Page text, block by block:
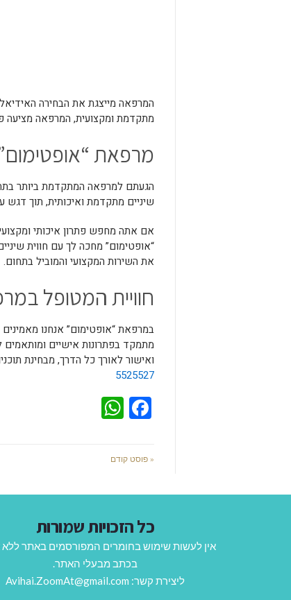
המרפאה מייצגת את הבחירה
מתקדמת ומקצועית, המרפאה מציעה
מרפאת
הגעתם למרפאה המתקדמת ביותר
שיניים מתקדמת ואיכותית, תוך דגש
אם אתה מחפש פתרון איכותי
“אופטימום” מחכה לך עם חווית
את השירות המקצועי והמוביל בתחום.
חוויית המטופל
במרפאת “אופטימום” אנחנו
מתמקד בפתרונות אישיים
ואישור לאורך כל הדרך, מבחינת
5525527
Facebook
« פוסט קודם
כל הזכויות שמורות
אין לעשות שימוש בחומרים המפורסמים באתר ללא
בכתב מבעלי האתר.
ליצירת קשר: Avihai.ZoomAt@gmail.com